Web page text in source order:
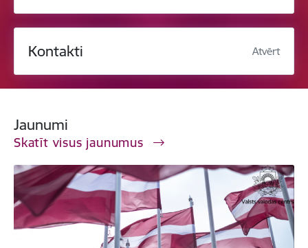
Kontakti Atvērt
Jaunumi
Skatīt visus jaunumus